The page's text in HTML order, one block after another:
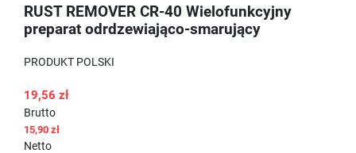
RUST REMOVER CR-40 Wielofunkcyjny
preparat odrdzewiająco-smarujący
PRODUKT POLSKI
19,56 zł
Brutto
15,90 zł
Netto